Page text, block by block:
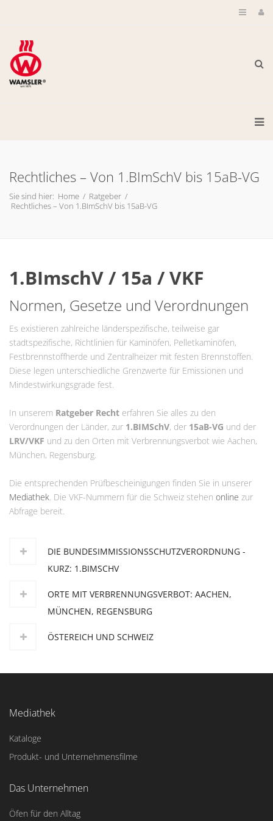
Rechtliches – Von 1.BImSchV bis 15aB-VG
Sie sind hier: Home / Ratgeber /
Rechtliches – Von 1.BImSchV bis 15aB-VG
1.BImschV / 15a / VKF
Normen, Gesetze und Verordnungen
Es existieren zahlreiche länderspezifische, teilweise gar
stadtspezifische, Richtlinien für Kaminöfen, Pelletkaminöfen,
Festbrennstoffherde und Zentralheizer mit festen Brennstoffen.
Diese legen unterschiedliche Grenzwerte für Emissionen und
Mindestwirkungsgrade fest.
In unserem Ratgeber Recht erfahren Sie alles zu den
Verordnungen der Länder, zur 1.BIMSchV, der 15aB-VG und der
LRV/VKF und zu den Orten mit Verbrennungsverbot wie Aachen,
München, Regensburg.
Die entsprechenden Prüfbescheinigungen finden Sie in unserer
Mediathek. Die VKF-Nummern für die Schweiz stehen online zur
Abfrage bereit.
DIE BUNDESIMMISSIONSSCHUTZVERORDNUNG -
KURZ: 1.BIMSCHV
ORTE MIT VERBRENNUNGSVERBOT: AACHEN,
MÜNCHEN, REGENSBURG
ÖSTEREICH UND SCHWEIZ
Mediathek
Kataloge
Produkt- und Unternehmensfilme
Das Unternehmen
Öfen für den Alltag